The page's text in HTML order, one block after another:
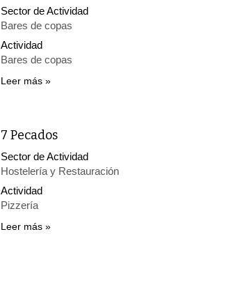
Sector de Actividad
Bares de copas
Actividad
Bares de copas
Leer más
7 Pecados
Sector de Actividad
Hostelería y Restauración
Actividad
Pizzería
Leer más